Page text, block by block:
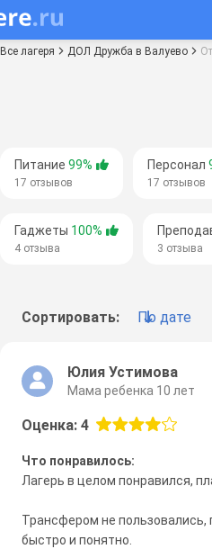
Все лагеря ДОЛ Дружба в Валуево
Питание 99%
17 отзывов
Персонал
17 отзывов
Гаджеты 100%
4 отзыва 3 отзыва
Сортировать: По дате
Юлия Устимова
Мама ребенка 10 лет
Оценка: 4
Что понравилось:
Лагерь в целом понравился,
Трансфером не
быстро и понятно.